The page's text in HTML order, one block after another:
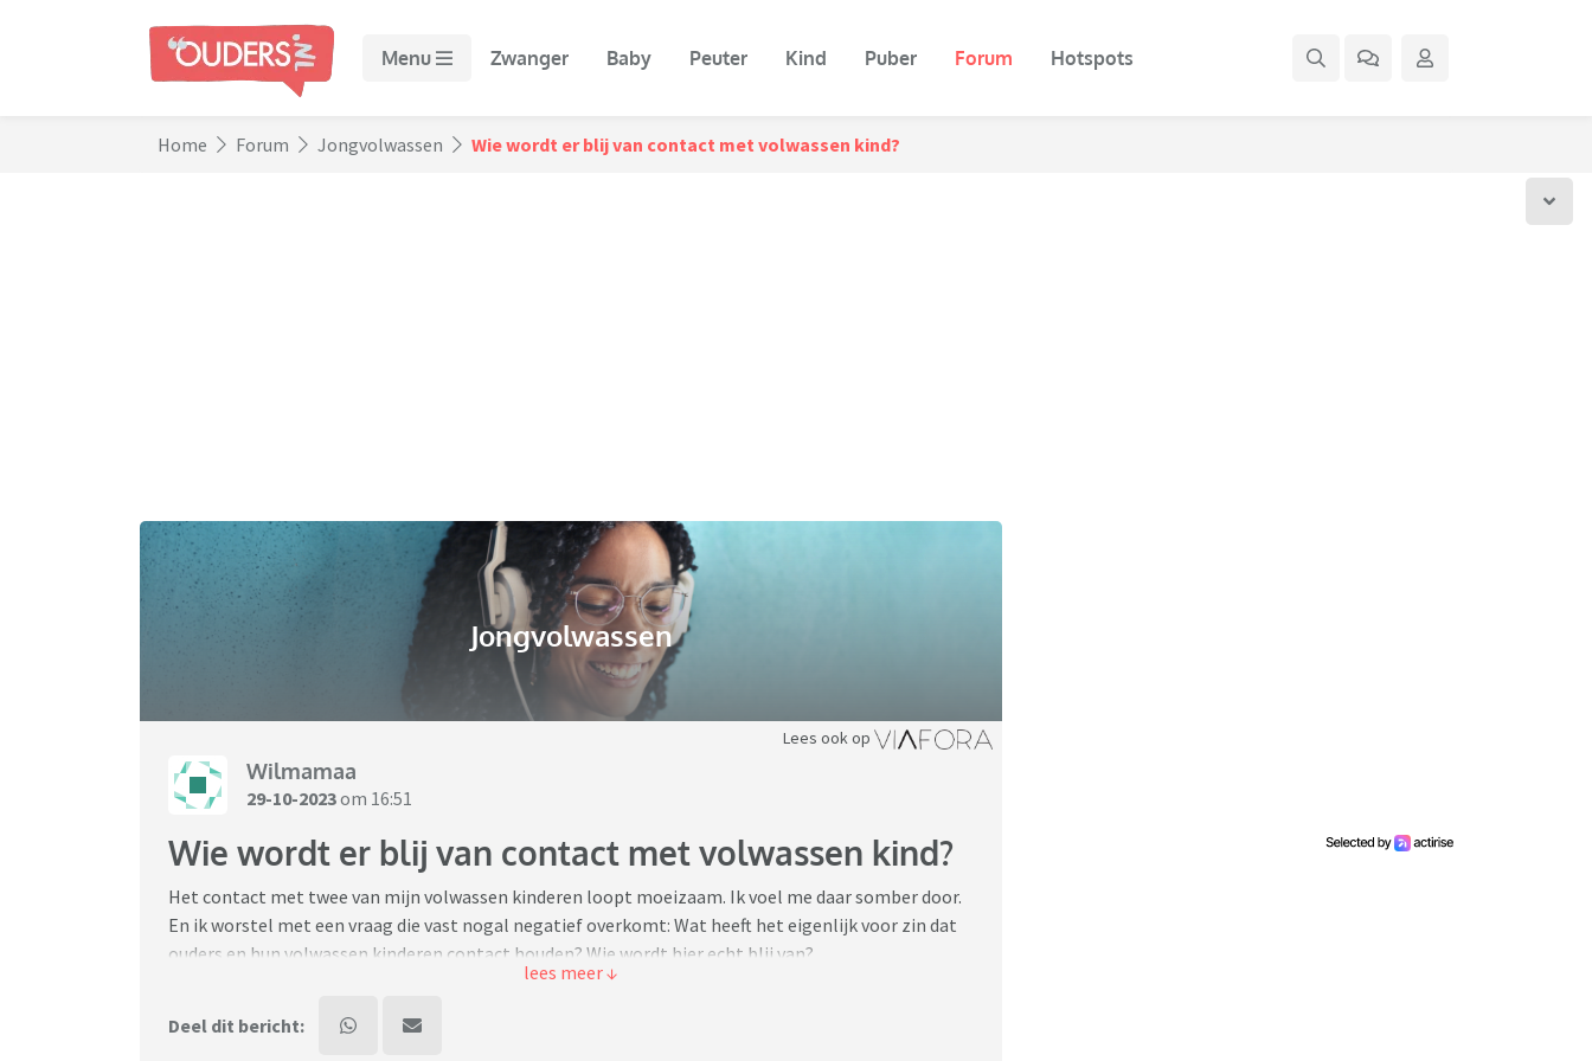
Menu Zwanger Baby Peuter Kind Puber Forum Hotspots
Home Forum Jongvolwassen Wie wordt er blij van contact met volwassen kind?
Jongvolwassen
Lees ook op
Wilmamaa
29-10-2023om 16:51
Wie wordt er blij van contact met volwassen kind?
Het contact met twee van mijn volwassen kinderen loopt moeizaam. Ik voel me daar somber door.
En ik worstel met een vraag die vast nogal negatief overkomt: Wat heeft het eigenlijk voor zin dat
ouders en hun volwassen kinderen contact houden? Wie wordt hier echt blij van?
volwassen kinderen. (Aanleiding was de topic van Vrouwvriend. getiteld “Geen contact met
Deel dit bericht: